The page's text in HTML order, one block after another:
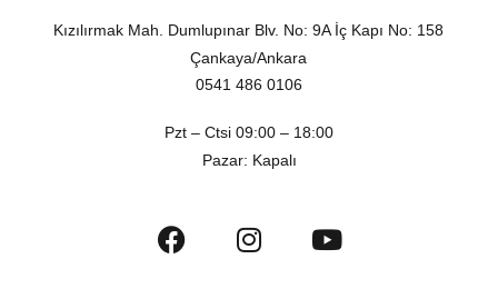
Kızılırmak Mah. Dumlupınar Blv. No: 9A İç Kapı No: 158
Çankaya/Ankara
0541 486 0106
Pzt – Ctsi 09:00 – 18:00
Pazar: Kapalı